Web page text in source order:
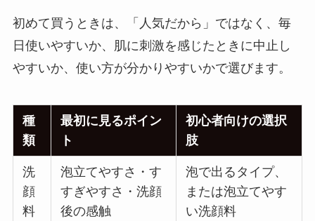
初めて買うときは、「人気だから」ではなく、毎
日使いやすいか、肌に刺激を感じたときに中止し
やすいか、使い方が分かりやすいかで選びます。
種
類
最初に見るポイン
ト
初心者向けの選択
肢
洗
顔
料
泡立てやすさ・す
すぎやすさ・洗顔
後の感触
泡で出るタイプ、
または泡立てやす
い洗顔料